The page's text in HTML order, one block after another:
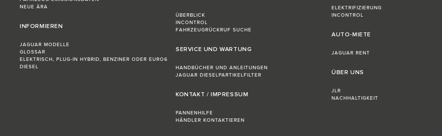
NEUE ÄRA
INFORMIEREN
JAGUAR MODELLE
GLOSSAR
ELEKTRISCH, PLUG-IN HYBRID, BENZINER ODER EURO6
DIESEL
ÜBERBLICK
INCONTROL
FAHRZEUGRÜCKRUF SUCHE
SERVICE UND WARTUNG
HANDBÜCHER UND ANLEITUNGEN
JAGUAR DIESELPARTIKELFILTER
KONTAKT / IMPRESSUM
PANNENHILFE
HÄNDLER KONTAKTIEREN
ELEKTRIFIZIERUNG
INCONTROL
AUTO-MIETE
JAGUAR RENT
ÜBER UNS
JLR
NACHHALTIGKEIT